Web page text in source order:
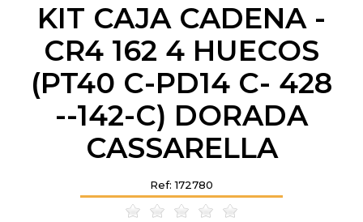
KIT CAJA CADENA -
CR4 162 4 HUECOS
(PT40 C-PD14 C- 428
--142-C) DORADA
CASSARELLA
Ref: 172780